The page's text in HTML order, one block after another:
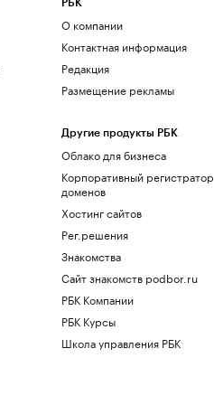
РБК
О компании
Контактная информация
Редакция
Размещение рекламы
Другие продукты РБК
Облако для бизнеса
Корпоративный регистратор
доменов
Хостинг сайтов
Рег.решения
Знакомства
Сайт знакомств podbor.ru
РБК Компании
РБК Курсы
Школа управления РБК